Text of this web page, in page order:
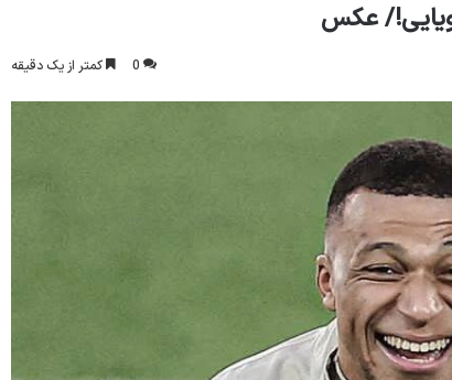
رویایی!/ عکس
0 کمتر از یک دقیقه